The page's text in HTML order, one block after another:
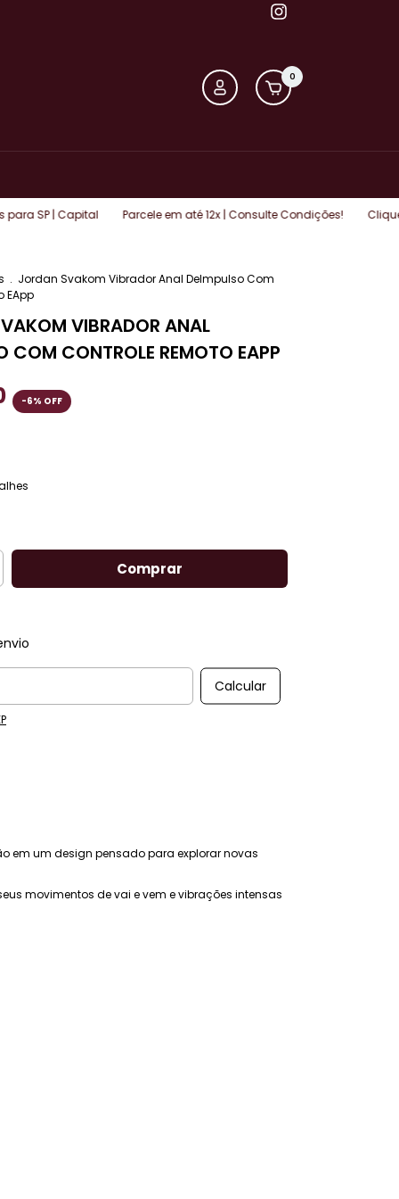
0
Capital Parcele em até 12x | Consulte Condições! Clique aqui e
. Jordan Svakom Vibrador Anal DeImpulso Com
EApp
VIBRADOR ANAL
COM CONTROLE REMOTO EAPP
-6% OFF
Calcular
em um design pensado para explorar novas
movimentos de vai e vem e vibrações intensas